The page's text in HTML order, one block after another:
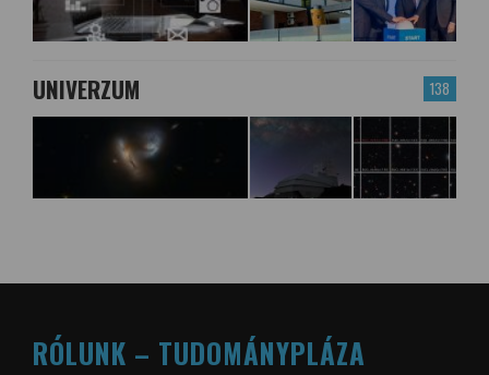
138
UNIVERZUM
RÓLUNK – TUDOMÁNYPLÁZA